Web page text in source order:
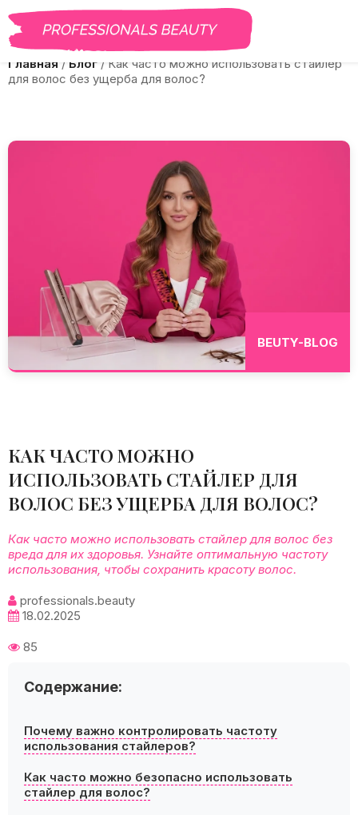
BEAUTY PRO САЛОНЫ ВАКАНСИИ КУРСЫ
Главная / Блог / Как часто можно использовать стайлер
для волос без ущерба для волос?
BEUTY-BLOG
КАК ЧАСТО МОЖНО
ИСПОЛЬЗОВАТЬ СТАЙЛЕР ДЛЯ
ВОЛОС БЕЗ УЩЕРБА ДЛЯ ВОЛОС?
Как часто можно использовать стайлер для волос без
вреда для их здоровья. Узнайте оптимальную частоту
использования, чтобы сохранить красоту волос.
professionals.beauty
18.02.2025
85
Содержание:
Почему важно контролировать частоту
использования стайлеров?
Как часто можно безопасно использовать
стайлер для волос?